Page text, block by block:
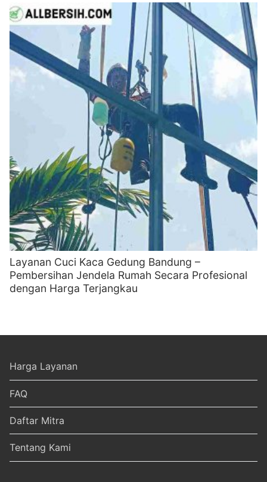
Layanan Cuci Kaca Gedung Bandung –
Pembersihan Jendela Rumah Secara Profesional
dengan Harga Terjangkau
Harga Layanan
FAQ
Daftar Mitra
Tentang Kami